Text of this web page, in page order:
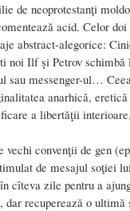
de neoprotestanţi
acid. Celor
abstract-alegorice:
noi Ilf şi Petrov
sau messenger-ul…
anarhică,
a libertăţii
vechi convenţii de gen
de mesajul soţiei
cîteva zile pentru a
recuperează o